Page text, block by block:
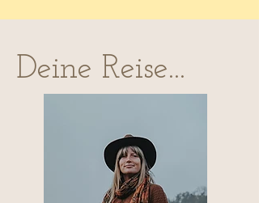
Deine Reise...